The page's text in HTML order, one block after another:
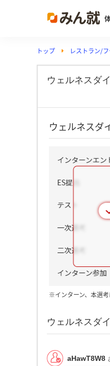
トップ レストラン/
ウェルネスダ
ウェルネスダ
※インターン、本選考
ウェルネスダ
aHawT8W8